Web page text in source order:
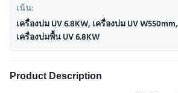
เน้น:
เครื่องบ่ม UV 6.8KW,เครื่องบ่ม UV W550mm,
เครื่องบ่มพื้น UV 6.8KW
Product Description